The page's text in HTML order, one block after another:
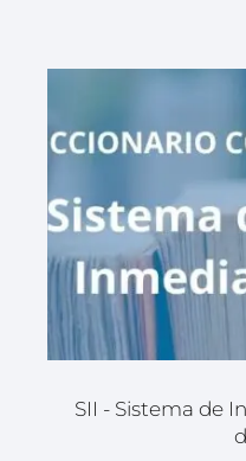
SII - Sistema de